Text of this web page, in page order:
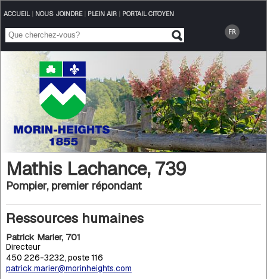
ACCUEIL| NOUS JOINDRE| PLEIN AIR| PORTAIL CITOYEN
Mathis Lachance, 739
Pompier, premier répondant
Ressources humaines
Patrick Marier, 701
Directeur
450 226-3232, poste 116
patrick.marier@morinheights.com